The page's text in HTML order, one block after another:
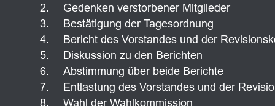
2.
Gedenken verstorbener Mitglieder
3.
Bestätigung der Tagesordnung
4.
Bericht des Vorstandes und der
5.
Diskussion zu den Berichten
6.
Abstimmung über beide Berichte
7.
Entlastung des Vorstandes und der
8.
Wahl der Wahlkommission